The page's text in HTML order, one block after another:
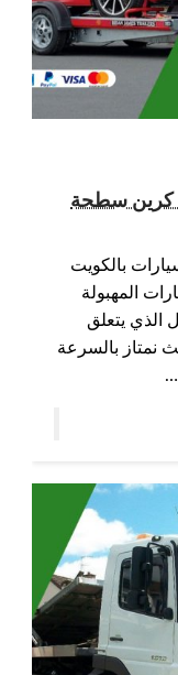
/ ونش كرين سطحة
بالكويت
المهبولة
الذي يتعلق
نمتاز بالسرعة